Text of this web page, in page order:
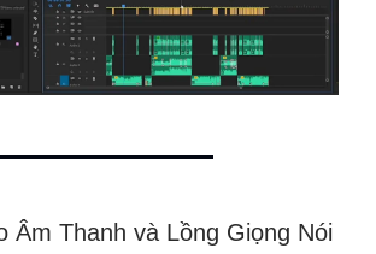
Âm Thanh và Lồng Giọng Nói